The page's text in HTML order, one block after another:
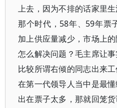
上去，因为不排的话家里
那个时代，58年、59年票
加上供应量减少，市场上
怎么解决问题？毛主席让
比较所谓右倾的同志出来
在第一代领导人当中是最
出在票子太多，那就回笼